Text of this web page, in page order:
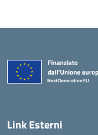
Link Esterni